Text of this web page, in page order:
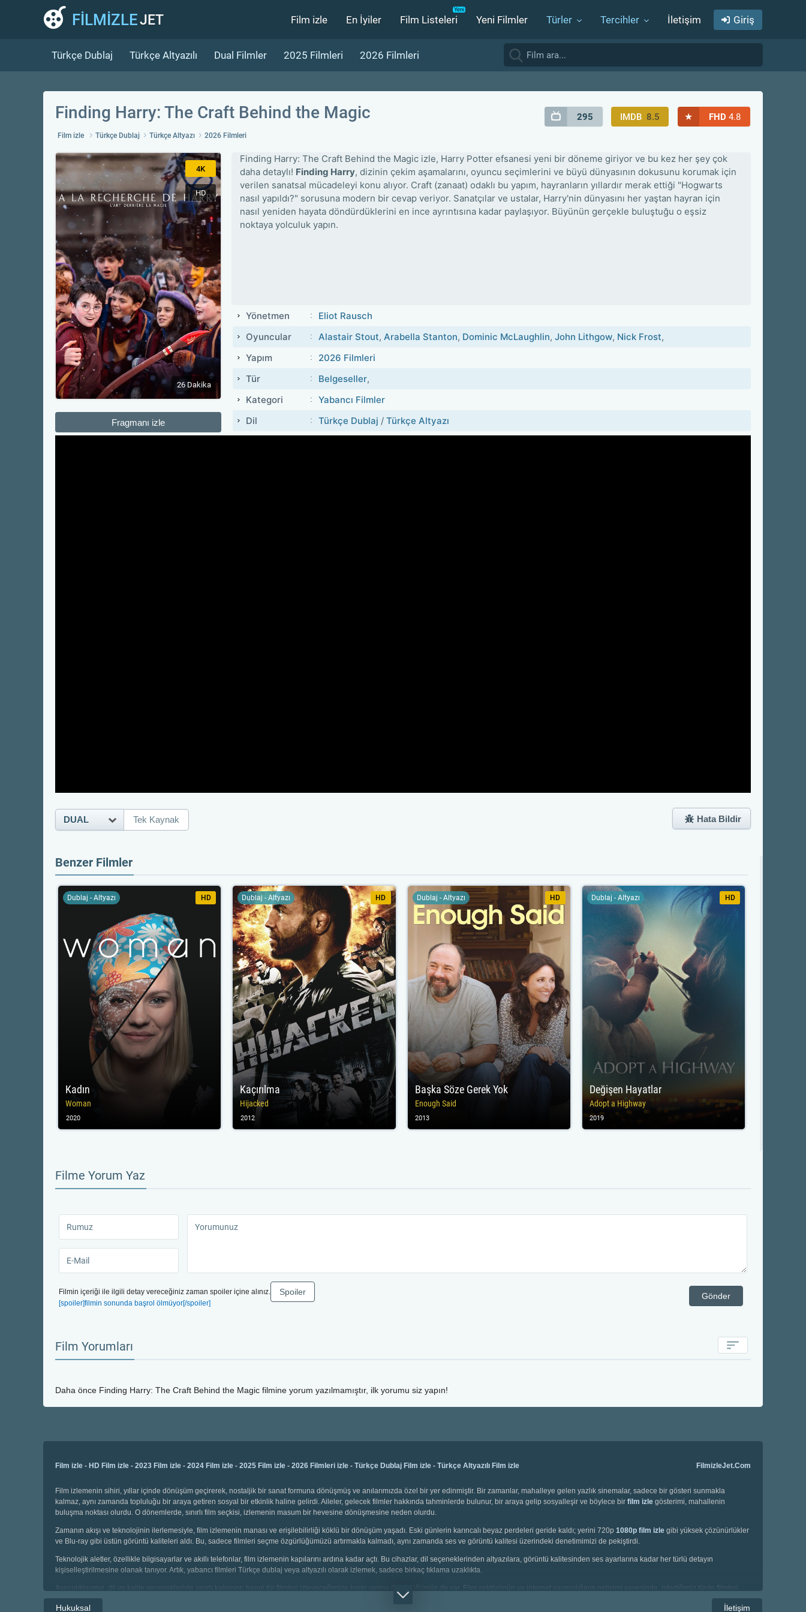
FİLMİZLEJET Film izle En İyiler Film Listeleri Yeni Filmler Türler Tercihler İletişim Giriş
Türkçe Dublaj Türkçe Altyazılı Dual Filmler 2025 Filmleri 2026 Filmleri
Finding Harry: The Craft Behind the Magic
Film izle Türkçe Dublaj Türkçe Altyazı 2026 Filmleri
295 IMDB 8.5 ★ FHD 4.8
4K
HD
26 Dakika
Fragmanı izle
Finding Harry: The Craft Behind the Magic izle, Harry Potter efsanesi yeni bir döneme giriyor ve bu kez her şey çok
daha detaylı! Finding Harry, dizinin çekim aşamalarını, oyuncu seçimlerini ve büyü dünyasının dokusunu korumak için
verilen sanatsal mücadeleyi konu alıyor. Craft (zanaat) odaklı bu yapım, hayranların yıllardır merak ettiği "Hogwarts
nasıl yapıldı?" sorusuna modern bir cevap veriyor. Sanatçılar ve ustalar, Harry'nin dünyasını her yaştan hayran için
nasıl yeniden hayata döndürdüklerini en ince ayrıntısına kadar paylaşıyor. Büyünün gerçekle buluştuğu o eşsiz
noktaya yolculuk yapın.
Yönetmen
Eliot Rausch
Oyuncular
Alastair Stout, Arabella Stanton, Dominic McLaughlin, John Lithgow, Nick Frost,
Yapım
2026 Filmleri
Tür
Belgeseller,
Kategori
Yabancı Filmler
Dil
Türkçe Dublaj / Türkçe Altyazı
DUAL Tek Kaynak Hata Bildir
Benzer Filmler
Kadın
Woman
Dublaj - Altyazı HD
2020
Kaçırılma
Hijacked
Dublaj - Altyazı HD
2012
Başka Söze Gerek Yok
Enough Said
Dublaj - Altyazı HD
2013
Değişen Hayatlar
Adopt a Highway
Dublaj - Altyazı HD
2019
Filme Yorum Yaz
Filmin içeriği ile ilgili detay vereceğiniz zaman spoiler içine alınız.
[spoiler]filmin sonunda başrol ölmüyor[/spoiler]
Gönder
Spoiler
Film Yorumları
Daha önce Finding Harry: The Craft Behind the Magic filmine yorum yazılmamıştır, ilk yorumu siz yapın!
Film izle - HD Film izle - 2023 Film izle - 2024 Film izle - 2025 Film izle - 2026 Filmleri izle - Türkçe Dublaj Film izle - Türkçe Altyazılı Film izle FilmizleJet.Com
Film izlemenin sihiri, yıllar içinde dönüşüm geçirerek, nostaljik bir sanat formuna dönüşmüş ve anılarımızda özel bir yer edinmiştir. Bir zamanlar, mahalleye gelen yazlık sinemalar, sadece bir gösteri sunmakla
kalmaz, aynı zamanda topluluğu bir araya getiren sosyal bir etkinlik haline gelirdi. Aileler, gelecek filmler hakkında tahminlerde bulunur, bir araya gelip sosyalleşir ve böylece bir film izle gösterimi, mahallenin
buluşma noktası olurdu. O dönemlerde, sınırlı film seçkisi, izlemenin masum bir hevesine dönüşmesine neden olurdu.
Zamanın akışı ve teknolojinin ilerlemesiyle, film izlemenin manası ve erişilebilirliği köklü bir dönüşüm yaşadı. Eski günlerin karıncalı beyaz perdeleri geride kaldı; yerini 720p 1080p film izle gibi yüksek çözünürlükler
ve Blu-ray gibi üstün görüntü kaliteleri aldı. Bu, sadece filmleri seçme özgürlüğümüzü artırmakla kalmadı, aynı zamanda ses ve görüntü kalitesi üzerindeki denetimimizi de pekiştirdi.
Teknolojik aletler, özellikle bilgisayarlar ve akıllı telefonlar, film izlemenin kapılarını ardına kadar açtı. Bu cihazlar, dil seçeneklerinden altyazılara, görüntü kalitesinden ses ayarlarına kadar her türlü detayın
kişiselleştirilmesine olanak tanıyor. Artık, yabancı filmleri Türkçe dublaj veya altyazılı olarak izlemek, sadece birkaç tıklama uzaklıkta.
Ayrıcalıklarımız, dil ve kalite seçenekleriyle sınırlı kalmıyor; hangi tür filmleri izleyeceğimize karar verme özgürlüğümüz de var. Film sektörünün ve internet yayıncılığının gelişimi sayesinde, istediğimiz türde filmleri
seçebiliyor, geniş kategoriler arasında gezinebiliyoruz. Çocuklar için animasyonlar, gençler için aksiyon dolu sahneler, yetişkinler için bilim kurgu ve korku filmleri gibi geniş bir yelpazede seçim yapma imkanına
sahibiz.
Hukuksal İletişim